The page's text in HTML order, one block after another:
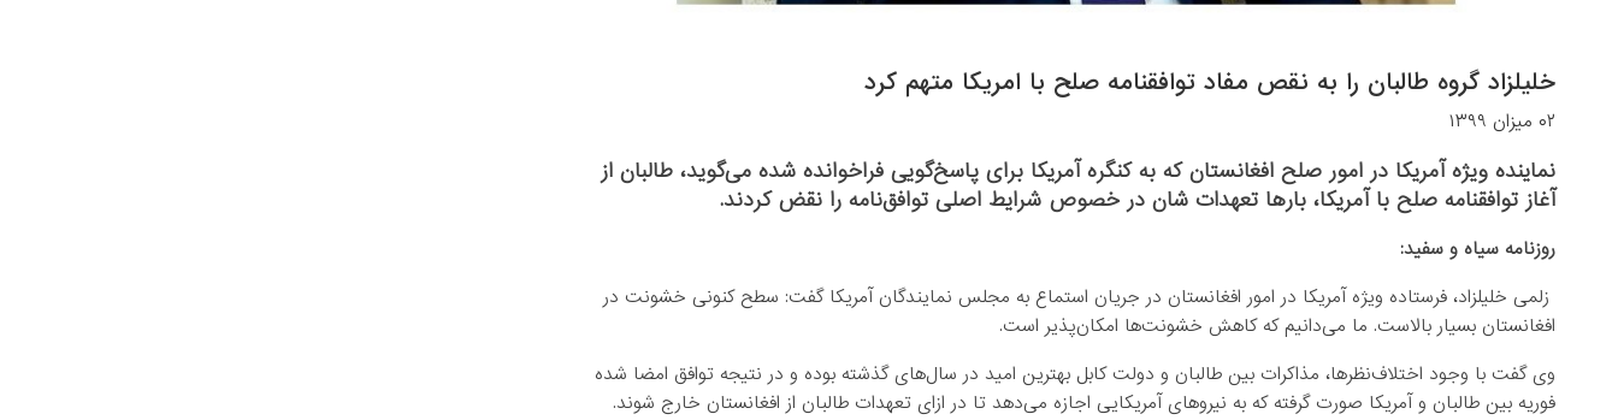
خلیلزاد گروه طالبان را به نقص مفاد توافقنامه صلح با امریکا متهم کرد
۰۲ میزان ۱۳۹۹
نماینده ویژه آمریکا در امور صلح افغانستان که به کنگره آمریکا برای پاسخ‌گویی فراخوانده شده می‌گوید، طالبان از
آغاز توافقنامه صلح با آمریکا، بارها تعهدات شان در خصوص شرایط اصلی توافق‌نامه را نقض کردند.
روزنامه سیاه و سفید:
زلمی خلیلزاد، فرستاده ویژه آمریکا در امور افغانستان در جریان استماع به مجلس نمایندگان آمریکا گفت:‌ سطح کنونی خشونت در
افغانستان بسیار بالاست. ما می‌دانیم که کاهش خشونت‌ها امکان‌پذیر است.
وی گفت با وجود اختلاف‌نظرها، مذاکرات بین طالبان و دولت کابل بهترین امید در سال‌های گذشته بوده و در نتیجه توافق امضا شده
فوریه بین طالبان و آمریکا صورت گرفته که به نیروهای آمریکایی اجازه می‌دهد تا در ازای تعهدات طالبان از افغانستان خارج شوند.